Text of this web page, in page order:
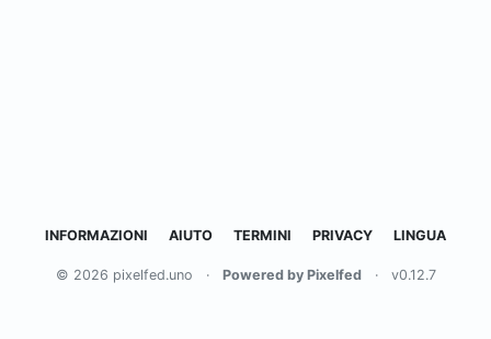
INFORMAZIONI AIUTO TERMINI PRIVACY LINGUA
© 2026 pixelfed.uno · Powered by Pixelfed · v0.12.7